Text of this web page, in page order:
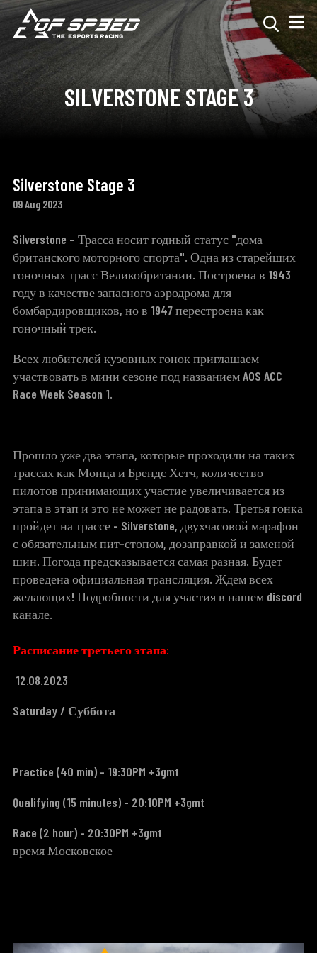
SILVERSTONE STAGE 3
Silverstone Stage 3
09 Aug 2023
Silverstone – Трасса носит годный статус "дома
британского моторного спорта". Одна из старейших
гоночных трасс Великобритании. Построена в 1943
году в качестве запасного аэродрома для
бомбардировщиков, но в 1947 перестроена как
гоночный трек.
Всех любителей кузовных гонок приглашаем
участвовать в мини сезоне под названием AOS ACC
Race Week Season 1.
Прошло уже два этапа, которые проходили на таких
трассах как Монца и Брендс Хетч, количество
пилотов принимающих участие увеличивается из
этапа в этап и это не может не радовать. Третья гонка
пройдет на трассе - Silverstone, двухчасовой марафон
с обязательным пит-стопом, дозаправкой и заменой
шин. Погода предсказывается самая разная. Будет
проведена официальная трансляция. Ждем всех
желающих! Подробности для участия в нашем discord
канале.
Расписание третьего этапа:
12.08.2023
Saturday / Суббота
Practice (40 min) - 19:30PM +3gmt
Qualifying (15 minutes) - 20:10PM +3gmt
Race (2 hour) - 20:30PM +3gmt
время Московское